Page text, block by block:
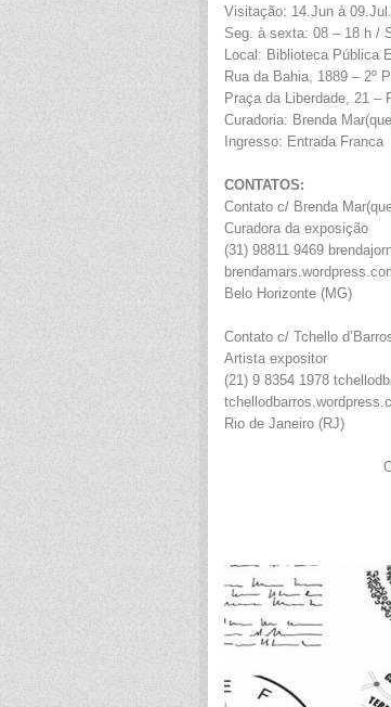
Visitação: 14.Jun à
Seg. à sexta: 08 – 18 h /
Local: Biblioteca Pública
Rua da Bahia, 1889 – 2º
Praça da Liberdade, 21 –
Curadoria: Brenda
Ingresso: Entrada Franca
CONTATOS:
Contato c/ Brenda
Curadora da exposição
(31) 98811 9469
Belo Horizonte (MG)
Contato c/ Tchello
Artista expositor
(21) 9 8354 1978
Rio de Janeiro (RJ)